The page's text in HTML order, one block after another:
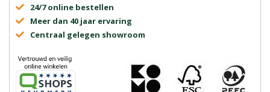
24/7 online bestellen
Meer dan 40 jaar ervaring
Centraal gelegen showroom